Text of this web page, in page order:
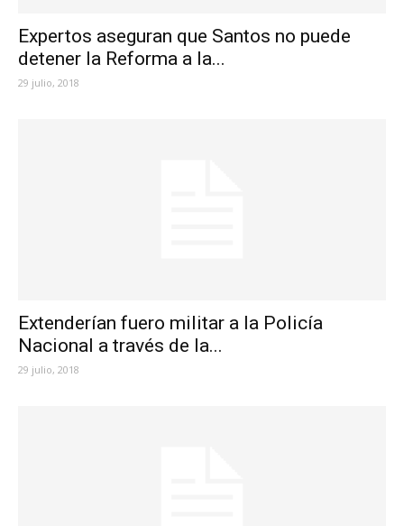
Expertos aseguran que Santos no puede
detener la Reforma a la...
29 julio, 2018
Extenderían fuero militar a la Policía
Nacional a través de la...
29 julio, 2018